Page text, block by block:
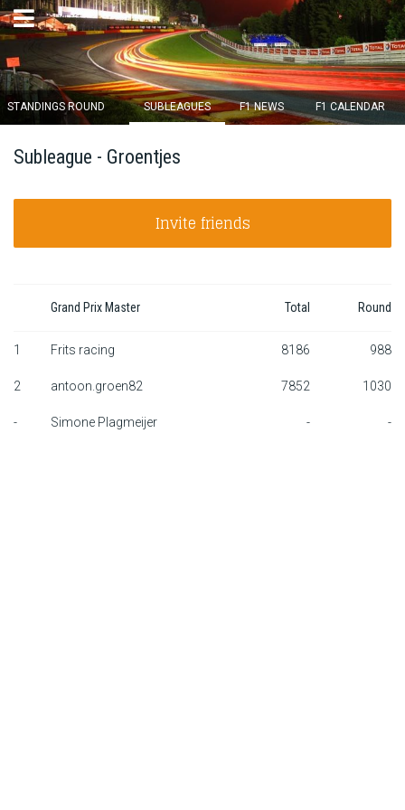
×
15d : m :
Login
Standings
Standings round
F1 calendar
STANDINGS ROUND SUBLEAGUES F1 NEWS F1 CALENDAR
Subleague - Groentjes
Invite friends
Grand Prix Master Total Round
1 Frits racing 8186 988
2 antoon.groen82 7852 1030
- Simone Plagmeijer - -